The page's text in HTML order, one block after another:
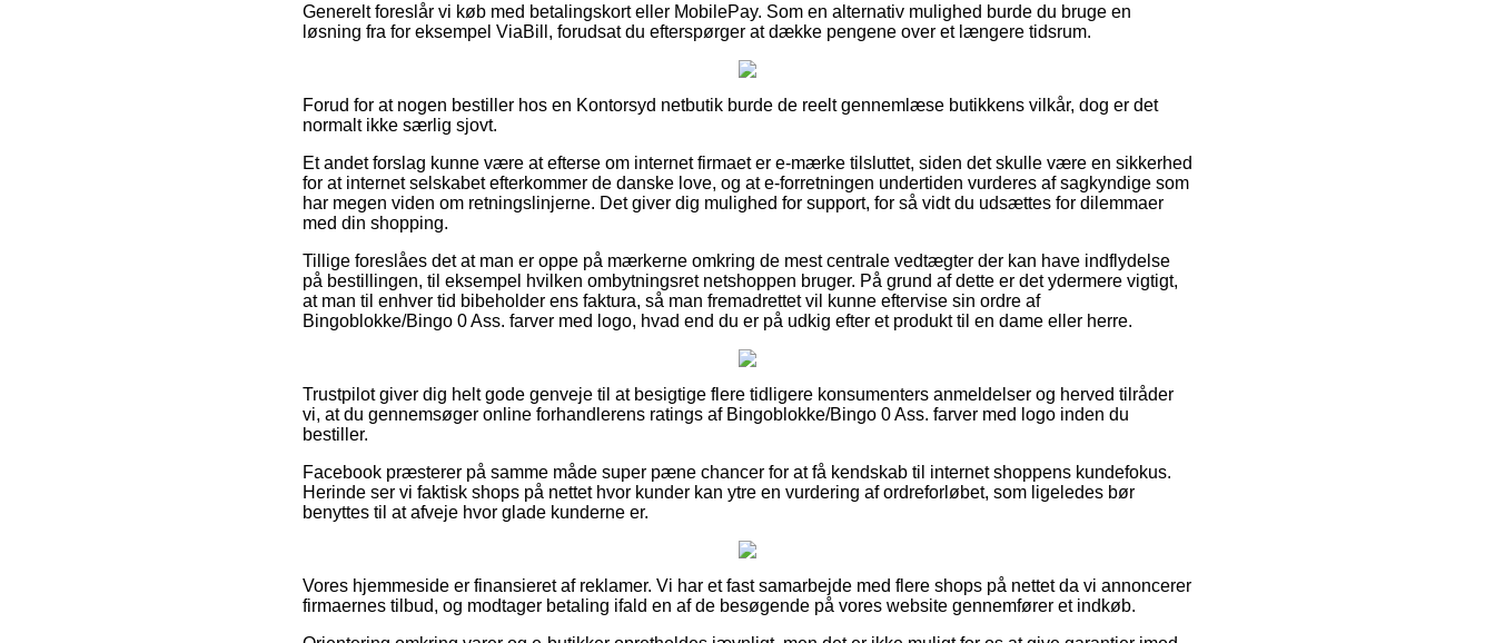
Generelt foreslår vi køb med betalingskort eller MobilePay. Som en alternativ mulighed burde du bruge en
løsning fra for eksempel ViaBill, forudsat du efterspørger at dække pengene over et længere tidsrum.
Forud for at nogen bestiller hos en Kontorsyd netbutik burde de reelt gennemlæse butikkens vilkår, dog er det
normalt ikke særlig sjovt.
Et andet forslag kunne være at efterse om internet firmaet er e-mærke tilsluttet, siden det skulle være en sikkerhed
for at internet selskabet efterkommer de danske love, og at e-forretningen undertiden vurderes af sagkyndige som
har megen viden om retningslinjerne. Det giver dig mulighed for support, for så vidt du udsættes for dilemmaer
med din shopping.
Tillige foreslåes det at man er oppe på mærkerne omkring de mest centrale vedtægter der kan have indflydelse
på bestillingen, til eksempel hvilken ombytningsret netshoppen bruger. På grund af dette er det ydermere vigtigt,
at man til enhver tid bibeholder ens faktura, så man fremadrettet vil kunne eftervise sin ordre af
Bingoblokke/Bingo 0 Ass. farver med logo, hvad end du er på udkig efter et produkt til en dame eller herre.
Trustpilot giver dig helt gode genveje til at besigtige flere tidligere konsumenters anmeldelser og herved tilråder
vi, at du gennemsøger online forhandlerens ratings af Bingoblokke/Bingo 0 Ass. farver med logo inden du
bestiller.
Facebook præsterer på samme måde super pæne chancer for at få kendskab til internet shoppens kundefokus.
Herinde ser vi faktisk shops på nettet hvor kunder kan ytre en vurdering af ordreforløbet, som ligeledes bør
benyttes til at afveje hvor glade kunderne er.
Vores hjemmeside er finansieret af reklamer. Vi har et fast samarbejde med flere shops på nettet da vi annoncerer
firmaernes tilbud, og modtager betaling ifald en af de besøgende på vores website gennemfører et indkøb.